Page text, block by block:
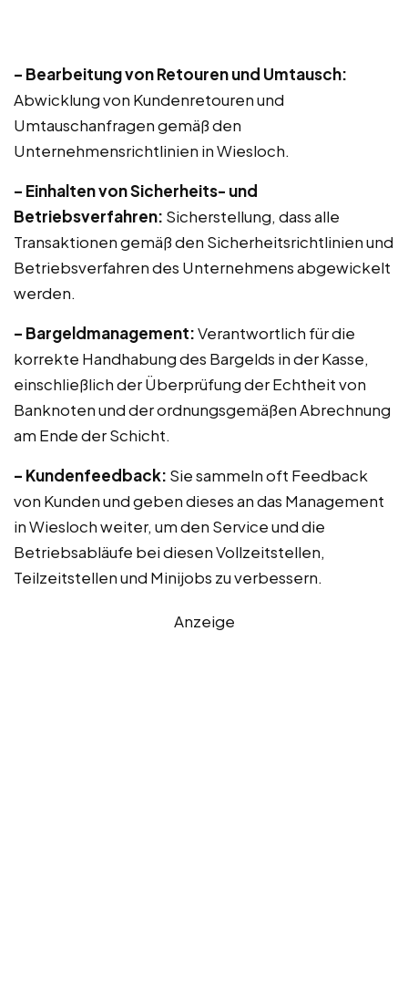
– Bearbeitung von Retouren und Umtausch:
Abwicklung von Kundenretouren und
Umtauschanfragen gemäß den
Unternehmensrichtlinien in Wiesloch.
– Einhalten von Sicherheits- und
Betriebsverfahren: Sicherstellung, dass alle
Transaktionen gemäß den Sicherheitsrichtlinien und
Betriebsverfahren des Unternehmens abgewickelt
werden.
– Bargeldmanagement:Verantwortlich für die
korrekte Handhabung des Bargelds in der Kasse,
einschließlich der Überprüfung der Echtheit von
Banknoten und der ordnungsgemäßen Abrechnung
am Ende der Schicht.
– Kundenfeedback: Sie sammeln oft Feedback
von Kunden und geben dieses an das Management
in Wiesloch weiter, um den Service und die
Betriebsabläufe bei diesen Vollzeitstellen,
Teilzeitstellen und Minijobs zu verbessern.
Anzeige